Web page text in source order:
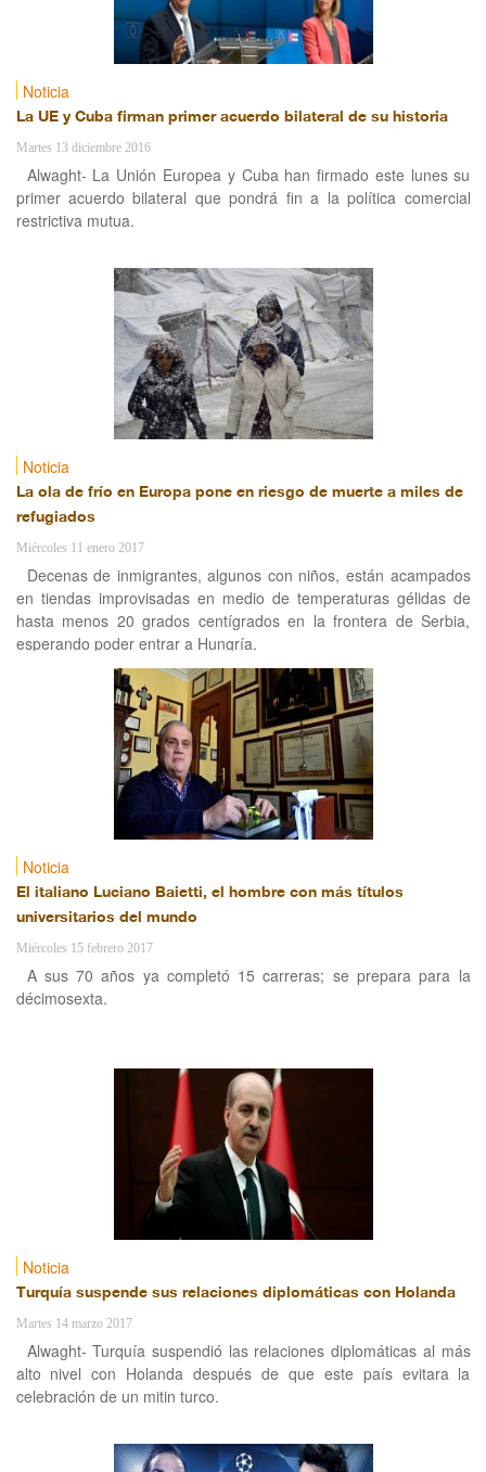
Noticia
La UE y Cuba firman primer acuerdo bilateral de su historia
Martes 13 diciembre 2016
Alwaght- La Unión Europea y Cuba han firmado este lunes su
primer acuerdo bilateral que pondrá fin a la política comercial
restrictiva mutua.
Noticia
La ola de frío en Europa pone en riesgo de muerte a miles de
refugiados
Miércoles 11 enero 2017
Decenas de inmigrantes, algunos con niños, están acampados
en tiendas improvisadas en medio de temperaturas gélidas de
hasta menos 20 grados centígrados en la frontera de Serbia,
esperando poder entrar a Hungría.
Noticia
El italiano Luciano Baietti, el hombre con más títulos
universitarios del mundo
Miércoles 15 febrero 2017
A sus 70 años ya completó 15 carreras; se prepara para la
décimosexta.
Noticia
Turquía suspende sus relaciones diplomáticas con Holanda
Martes 14 marzo 2017
Alwaght- Turquía suspendió las relaciones diplomáticas al más
alto nivel con Holanda después de que este país evitara la
celebración de un mitin turco.